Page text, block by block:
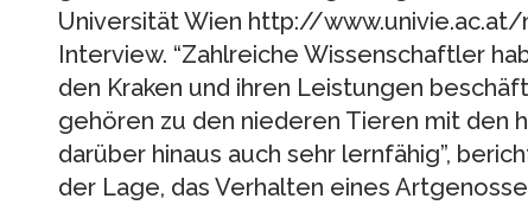
Universität Wien http://
Interview. “Zahlreiche Wissenschaftler
den Kraken und ihren Leistungen
gehören zu den niederen Tieren mit den
darüber hinaus auch sehr lernfähig”,
der Lage, das Verhalten eines